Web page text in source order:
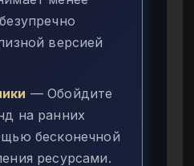
версией
— Обойдите
на ранних
бесконечной
ресурсами.